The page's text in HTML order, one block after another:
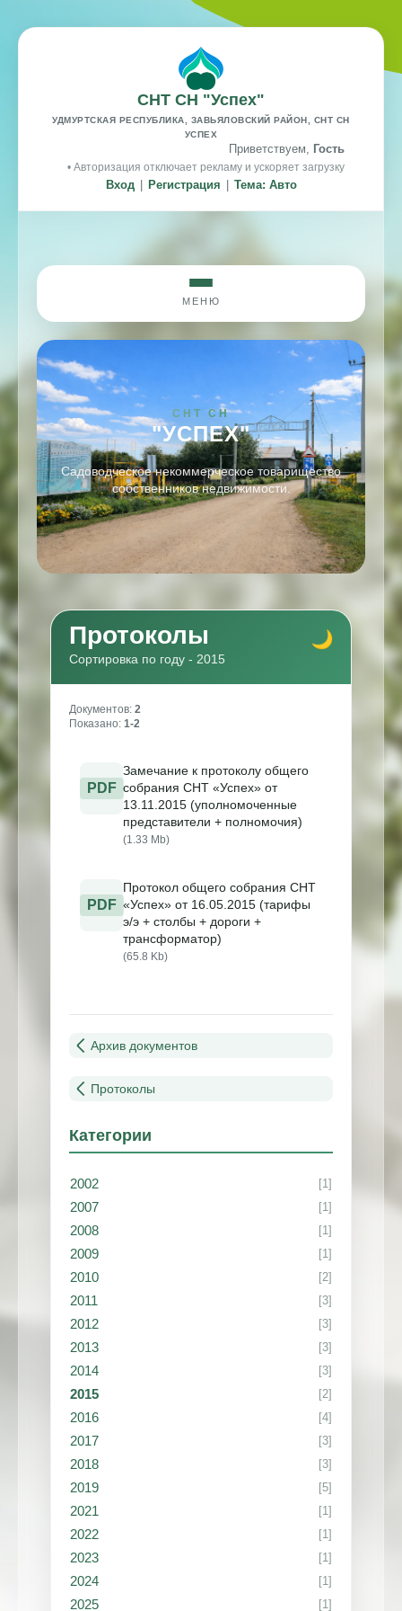
СНТ СН "Успех"
УДМУРТСКАЯ РЕСПУБЛИКА, ЗАВЬЯЛОВСКИЙ РАЙОН, СНТ СН
УСПЕХ
Приветствуем, Гость
• Авторизация отключает рекламу и ускоряет загрузку
Вход Регистрация Тема: Авто
МЕНЮ
СНТ СН
"УСПЕХ"
Садоводческое некоммерческое товарищество
собственников недвижимости.
Протоколы
Сортировка по году - 2015
Документов: 2
Показано: 1-2
PDF
Замечание к протоколу общего
собрания СНТ «Успех» от
13.11.2015 (уполномоченные
представители + полномочия)
(1.33 Mb)
PDF
Протокол общего собрания СНТ
«Успех» от 16.05.2015 (тарифы
э/э + столбы + дороги +
трансформатор)
(65.8 Kb)
Архив документов
Протоколы
Категории
2002 [1]
2007 [1]
2008 [1]
2009 [1]
2010 [2]
2011 [3]
2012 [3]
2013 [3]
2014 [3]
2015 [2]
2016 [4]
2017 [3]
2018 [3]
2019 [5]
2021 [1]
2022 [1]
2023 [1]
2024 [1]
2025 [1]